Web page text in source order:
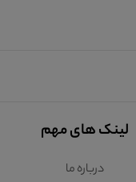
لینک های مهم
درباره ما